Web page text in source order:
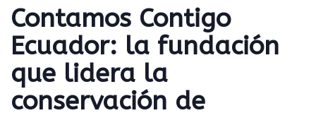
Contamos Contigo
Ecuador: la fundación
que lidera la
conservación de